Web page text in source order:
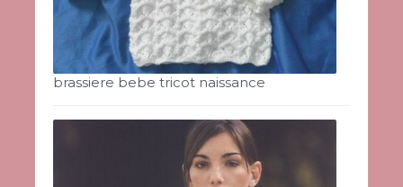
brassiere bebe tricot naissance